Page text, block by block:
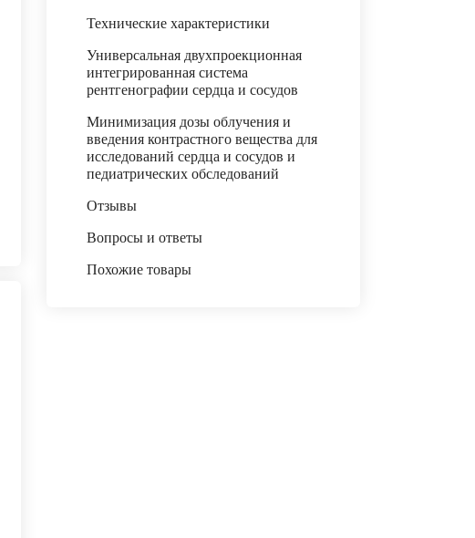
Технические характеристики
Универсальная двухпроекционная
интегрированная система
рентгенографии сердца и сосудов
Минимизация дозы облучения и
введения контрастного вещества для
исследований сердца и сосудов и
педиатрических обследований
Отзывы
Вопросы и ответы
Похожие товары